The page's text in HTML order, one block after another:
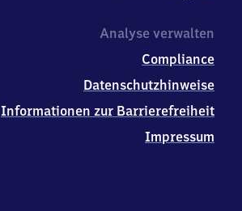
Analyse verwalten
Compliance
Datenschutzhinweise
Informationen zur Barrierefreiheit
Impressum